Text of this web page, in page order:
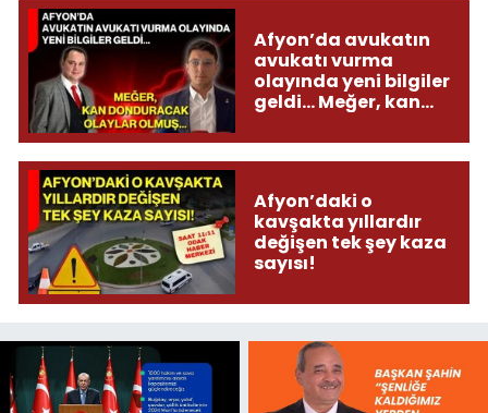
Afyon’da avukatın
avukatı vurma
olayında yeni bilgiler
geldi... Meğer, kan
olmuş...
Afyon’daki o
kavşakta yıllardır
değişen tek şey kaza
sayısı!